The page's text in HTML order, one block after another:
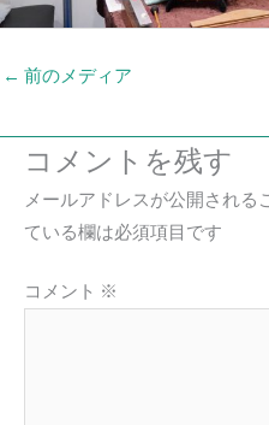
← 前のメディア
コメントを残す
メールアドレスが公開される
ている欄は必須項目です
コメント ※